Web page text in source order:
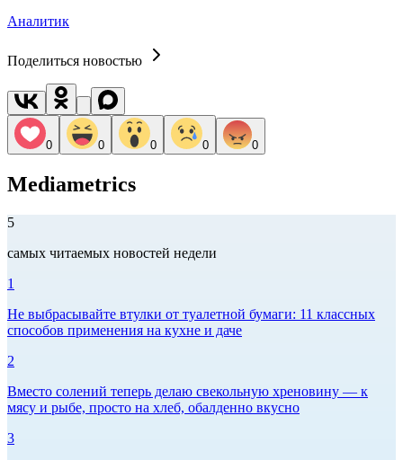
Аналитик
Поделиться новостью
0 0 0 0 0
Mediametrics
5
самых читаемых новостей недели
1
Не выбрасывайте втулки от туалетной бумаги: 11 классных
способов применения на кухне и даче
2
Вместо солений теперь делаю свекольную хреновину — к
мясу и рыбе, просто на хлеб, обалденно вкусно
3